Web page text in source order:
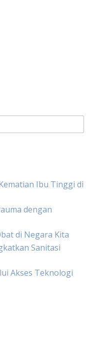
Ibu Tinggi di
dengan
di Negara Kita
Sanitasi
Akses Teknologi